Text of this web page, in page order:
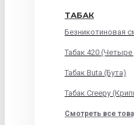
ТАБАК
Безникотиновая
Табак 420
Табак Buta (Бута)
Табак Creepy
Смотреть все